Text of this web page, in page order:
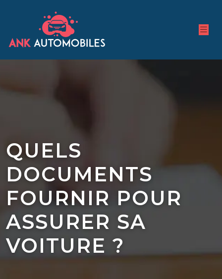
QUELS
DOCUMENTS
FOURNIR POUR
ASSURER SA
VOITURE ?